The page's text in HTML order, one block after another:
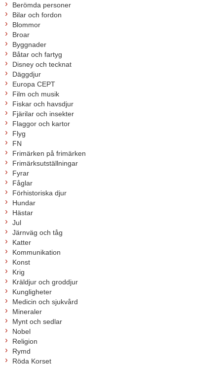
Berömda personer
Bilar och fordon
Blommor
Broar
Byggnader
Båtar och fartyg
Disney och tecknat
Däggdjur
Europa CEPT
Film och musik
Fiskar och havsdjur
Fjärilar och insekter
Flaggor och kartor
Flyg
FN
Frimärken på frimärken
Frimärksutställningar
Fyrar
Fåglar
Förhistoriska djur
Hundar
Hästar
Jul
Järnväg och tåg
Katter
Kommunikation
Konst
Krig
Kräldjur och groddjur
Kungligheter
Medicin och sjukvård
Mineraler
Mynt och sedlar
Nobel
Religion
Rymd
Röda Korset